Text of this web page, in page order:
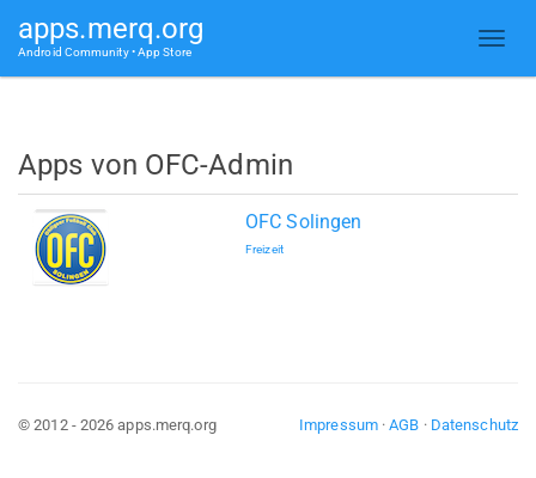
apps.merq.org
Android Community • App Store
Apps von OFC-Admin
OFC Solingen
Freizeit
Impressum·AGB · Datenschutz
© 2012 - 2026 apps.merq.org